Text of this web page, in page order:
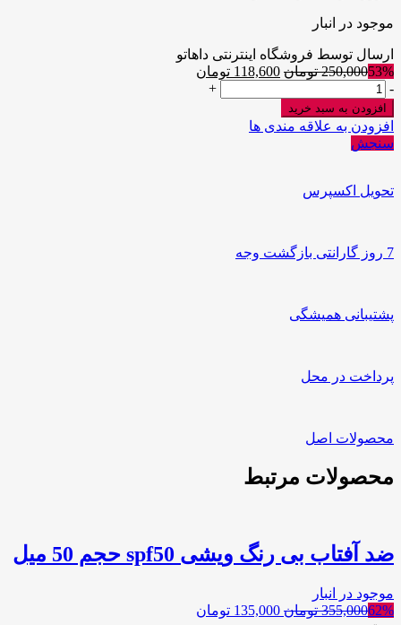
موجود در انبار
ارسال توسط فروشگاه اینترنتی داهاتو
53%
250,000 تومان 118,600 تومان
ریمل
پوکه
فلزی
مکس
گرل
دهنده
-
+
افزودن به سبد خرید
افزودن به علاقه مندی ها
سنجش
تحویل اکسپرس
7 روز گارانتی بازگشت وجه
پشتیبانی همیشگی
پرداخت در محل
محصولات اصل
محصولات مرتبط
ضد آفتاب بی رنگ ویشی spf50 حجم 50 میل
موجود در انبار
62%
355,000 تومان 135,000 تومان